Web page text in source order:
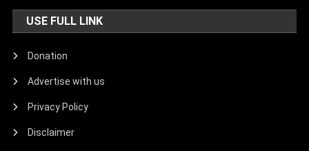
USE FULL LINK
Donation
Advertise with us
Privacy Policy
Disclaimer